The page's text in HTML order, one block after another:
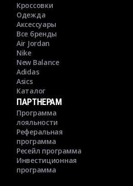
Кроссовки
Одежда
Аксессуары
Все бренды
Air Jordan
Nike
New Balance
Adidas
Asics
Каталог
ПАРТНЕРАМ
Программа
лояльности
Реферальная
программа
Ресейл программа
Инвестиционная
программа